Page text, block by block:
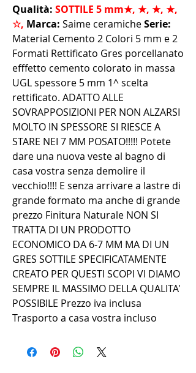
Qualità: SOTTILE 5 mm★, ★, ★, ★,
☆, Marca: Saime ceramicheSerie:
Material Cemento 2 Colori 5 mm e 2
Formati Rettificato Gres porcellanato
efffetto cemento colorato in massa
UGL spessore 5 mm 1^ scelta
rettificato. ADATTO ALLE
SOVRAPPOSIZIONI PER NON ALZARSI
MOLTO IN SPESSORE SI RIESCE A
STARE NEI 7 MM POSATO!!!!! Potete
dare una nuova veste al bagno di
casa vostra senza demolire il
vecchio!!!! E senza arrivare a lastre di
grande formato ma anche di grande
prezzo Finitura Naturale NON SI
TRATTA DI UN PRODOTTO
ECONOMICO DA 6-7 MM MA DI UN
GRES SOTTILE SPECIFICATAMENTE
CREATO PER QUESTI SCOPI VI DIAMO
SEMPRE IL MASSIMO DELLA QUALITA'
POSSIBILE Prezzo iva inclusa
Trasporto a casa vostra incluso